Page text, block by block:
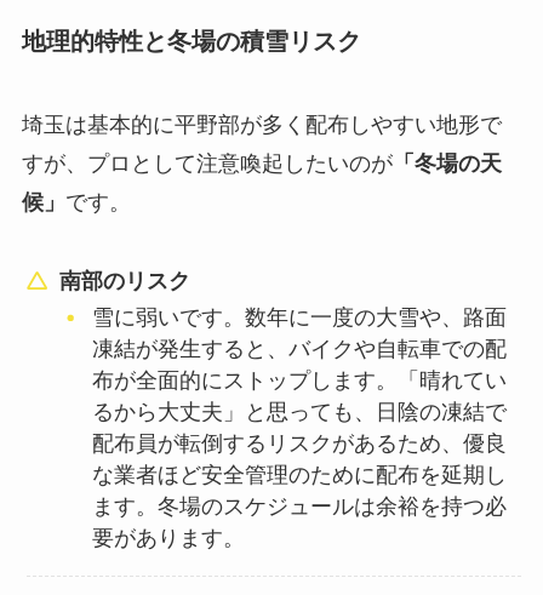
地理的特性と冬場の積雪リスク
埼玉は基本的に平野部が多く配布しやすい地形で
すが、プロとして注意喚起したいのが「冬場の天
候」 です。
南部のリスク
雪に弱いです。数年に一度の大雪や、路面
凍結が発生すると、バイクや自転車での配
布が全面的にストップします。「晴れてい
るから大丈夫」と思っても、日陰の凍結で
配布員が転倒するリスクがあるため、優良
な業者ほど安全管理のために配布を延期し
ます。冬場のスケジュールは余裕を持つ必
要があります。